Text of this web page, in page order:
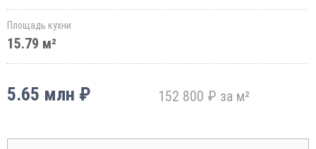
Площадь кухни
15.79 м²
5.65 млн ₽ 152 800 ₽ за м²